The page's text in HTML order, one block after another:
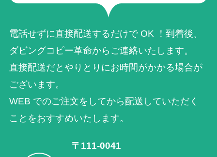
電話せずに直接配送するだけで OK ！到着後、
ダビングコピー革命からご連絡いたします。
直接配送だとやりとりにお時間がかかる場合が
ございます。
WEB でのご注⽂をしてから配送していただく
ことをおすすめいたします。
〒111-0041